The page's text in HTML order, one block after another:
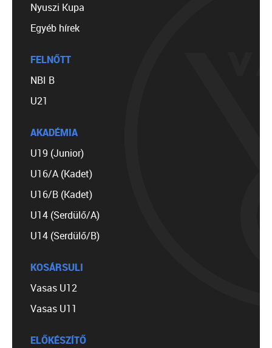
Nyuszi Kupa
Egyéb hírek
FELNŐTT
NBI B
U21
AKADÉMIA
U19 (Junior)
U16/A (Kadet)
U16/B (Kadet)
U14 (Serdülő/A)
U14 (Serdülő/B)
KOSÁRSULI
Vasas U12
Vasas U11
ELŐKÉSZÍTŐ